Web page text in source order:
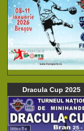
Dracula Cup 2025